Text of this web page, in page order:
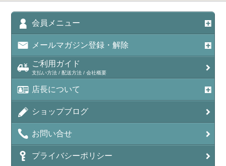
会員メニュー
メールマガジン登録・解除
ご利用ガイド
支払い方法 / 配送方法 / 会社概要
店長について
ショップブログ
お問い合せ
プライバシーポリシー